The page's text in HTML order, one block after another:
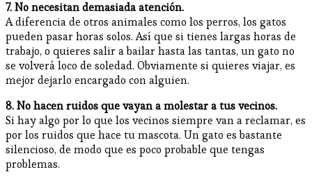
7. No necesitan demasiada atención.
A diferencia de otros animales como los perros, los gatos
pueden pasar horas solos. Así que si tienes largas horas de
trabajo, o quieres salir a bailar hasta las tantas, un gato no
se volverá loco de soledad. Obviamente si quieres viajar, es
mejor dejarlo encargado con alguien.
8. No hacen ruidos que vayan a molestar a tus vecinos.
Si hay algo por lo que los vecinos siempre van a reclamar, es
por los ruidos que hace tu mascota. Un gato es bastante
silencioso, de modo que es poco probable que tengas
problemas.